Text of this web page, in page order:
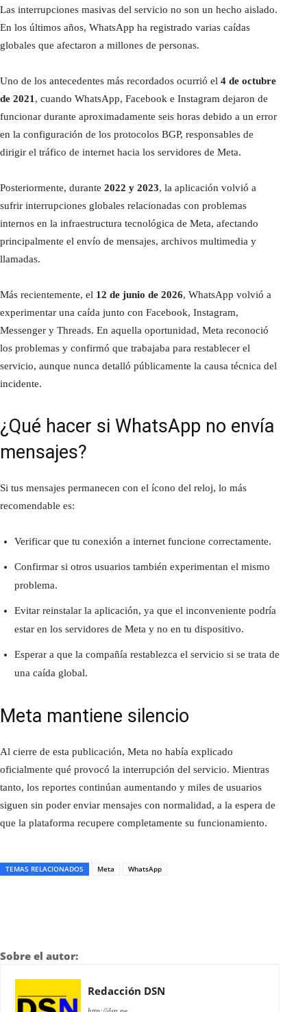
Las interrupciones masivas del servicio no son un hecho aislado.
En los últimos años, WhatsApp ha registrado varias caídas
globales que afectaron a millones de personas.
Uno de los antecedentes más recordados ocurrió el 4 de octubre
de 2021 , cuando WhatsApp, Facebook e Instagram dejaron de
funcionar durante aproximadamente seis horas debido a un error
en la configuración de los protocolos BGP, responsables de
dirigir el tráfico de internet hacia los servidores de Meta.
Posteriormente, durante 2022 y 2023, la aplicación volvió a
sufrir interrupciones globales relacionadas con problemas
internos en la infraestructura tecnológica de Meta, afectando
principalmente el envío de mensajes, archivos multimedia y
llamadas.
Más recientemente, el 12 de junio de 2026, WhatsApp volvió a
experimentar una caída junto con Facebook, Instagram,
Messenger y Threads. En aquella oportunidad, Meta reconoció
los problemas y confirmó que trabajaba para restablecer el
servicio, aunque nunca detalló públicamente la causa técnica del
incidente.
¿Qué hacer si WhatsApp no envía
mensajes?
Si tus mensajes permanecen con el ícono del reloj, lo más
recomendable es:
Verificar que tu conexión a internet funcione correctamente.
Confirmar si otros usuarios también experimentan el mismo
problema.
Evitar reinstalar la aplicación, ya que el inconveniente podría
estar en los servidores de Meta y no en tu dispositivo.
Esperar a que la compañía restablezca el servicio si se trata de
una caída global.
Meta mantiene silencio
Al cierre de esta publicación, Meta no había explicado
oficialmente qué provocó la interrupción del servicio. Mientras
tanto, los reportes continúan aumentando y miles de usuarios
siguen sin poder enviar mensajes con normalidad, a la espera de
que la plataforma recupere completamente su funcionamiento.
TEMAS RELACIONADOS Meta WhatsApp
Sobre el autor:
Redacción DSN